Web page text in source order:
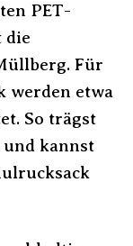
PET-
die
Für
werden etwa
So trägst
kannst